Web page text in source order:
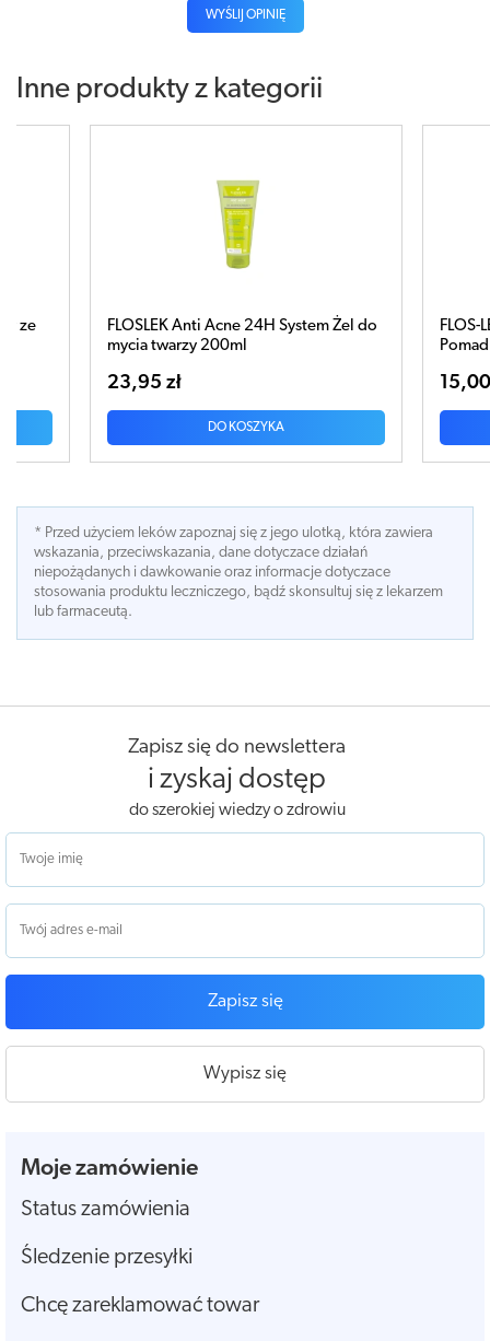
WYŚLIJ OPINIĘ
Inne produkty z kategorii
Żel do
FLOS-LEK Sun Care Derms Moisture
Pomadka SPF30 x 1 sztuka
15,00 zł
DO KOSZYKA
* Przed użyciem leków zapoznaj się z jego ulotką, która zawiera
wskazania, przeciwskazania, dane dotyczace działań
niepożądanych i dawkowanie oraz informacje dotyczace
stosowania produktu leczniczego, bądź skonsultuj się z lekarzem
lub farmaceutą.
Zapisz się do newslettera
i zyskaj dostęp
do szerokiej wiedzy o zdrowiu
Zapisz się
Wypisz się
Moje zamówienie
Status zamówienia
Śledzenie przesyłki
Chcę zareklamować towar